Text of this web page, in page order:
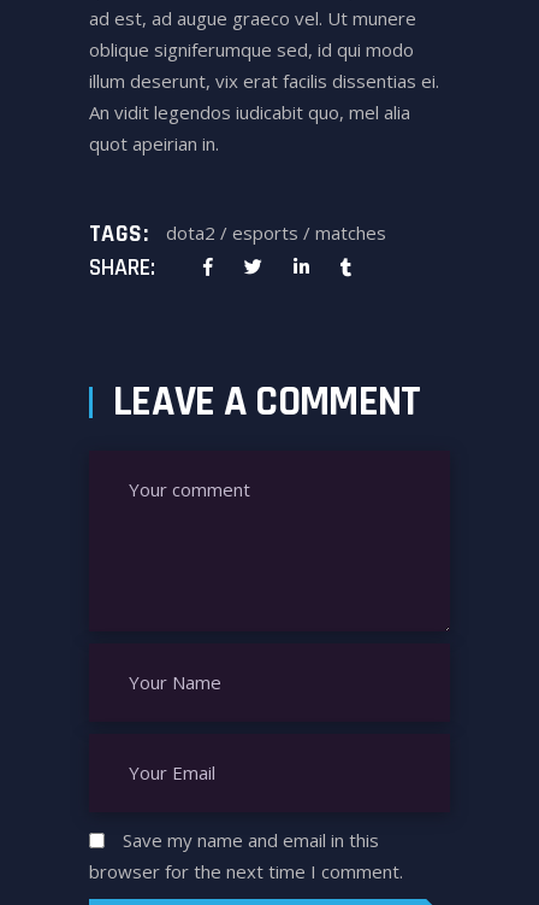
ad est, ad augue graeco vel. Ut munere
oblique signiferumque sed, id qui modo
illum deserunt, vix erat facilis dissentias ei.
An vidit legendos iudicabit quo, mel alia
quot apeirian in.
TAGS: dota2 / esports / matches
SHARE:
LEAVE A COMMENT
Save my name and email in this
browser for the next time I comment.